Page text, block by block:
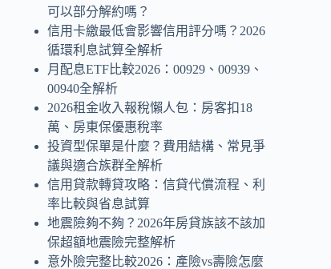
可以部分解約嗎？
信用卡繳最低會影響信用評分嗎？2026
循環利息試算全解析
月配息ETF比較2026：00929、00939、
00940全解析
2026租金收入報稅懶人包：房客扣18
萬、房東保優惠稅率
投資型保單是什麼？費用結構、常見爭
議與適合族群全解析
信用貸款轉貸攻略：信貸代償流程、利
率比較與省息試算
地震險夠不夠？2026年房貸族該不該加
保超額地震險完整解析
意外險完整比較2026：產險vs壽險怎麼